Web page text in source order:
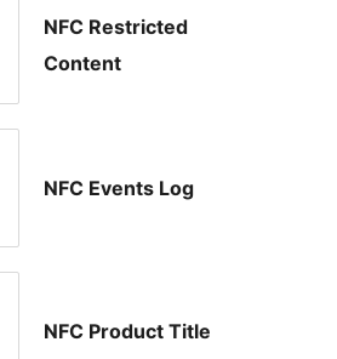
NFC Restricted
Content
NFC Events Log
NFC Product Title